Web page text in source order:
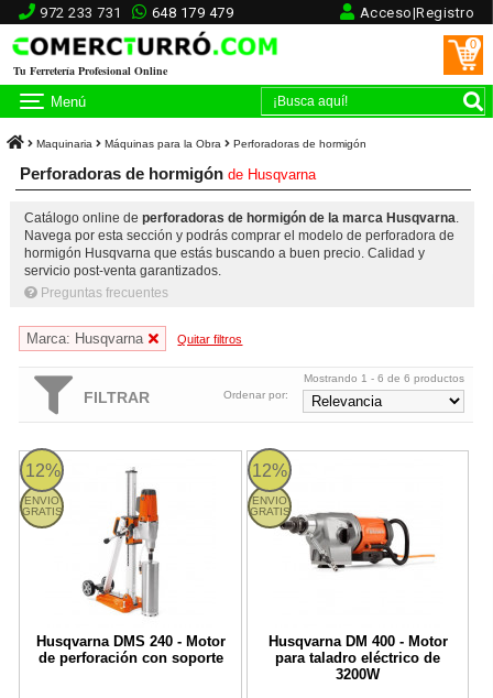
972 233 731 648 179 479 Acceso|Registro
Tu Ferretería Profesional Online
0
Menú
Maquinaria Máquinas para la Obra Perforadoras de hormigón
Perforadoras de hormigónde Husqvarna
Catálogo online de perforadoras de hormigón de la marca Husqvarna.
Navega por esta sección y podrás comprar el modelo de perforadora de
hormigón Husqvarna que estás buscando a buen precio. Calidad y
servicio post-venta garantizados.
Preguntas frecuentes
Marca: Husqvarna Quitar filtros
FILTRAR
Mostrando 1 - 6 de 6 productos
Ordenar por:
12%
ENVIO
GRATIS
Husqvarna DMS 240 - Motor
de perforación con soporte
DMS 240 Husqvarna 12%
ENVIO
GRATIS
Husqvarna DM 400 - Motor
para taladro eléctrico de
3200W
DM 400 Husqvarna